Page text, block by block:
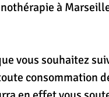
consommation
en effet vous
à
vous souhaitez
consommation